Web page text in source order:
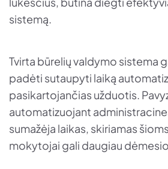
sistemą.
Tvirta būrelių valdymo sistema
padėti sutaupyti laiką
pasikartojančias užduotis.
automatizuojant
sumažėja laikas, skiriamas
mokytojai gali daugiau